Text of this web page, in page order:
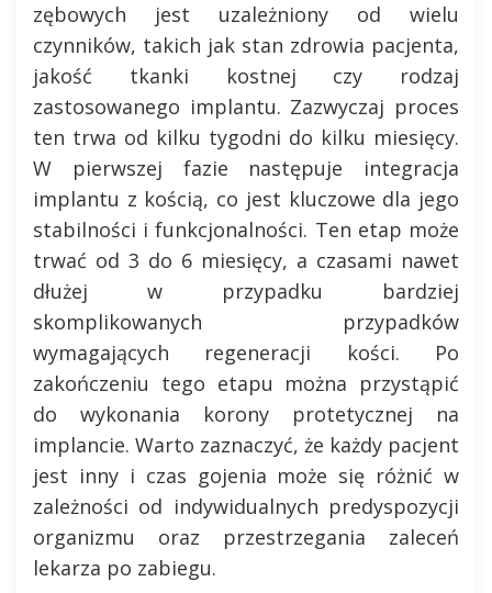
zębowych jest uzależniony od wielu
czynników, takich jak stan zdrowia pacjenta,
jakość tkanki kostnej czy rodzaj
zastosowanego implantu. Zazwyczaj proces
ten trwa od kilku tygodni do kilku miesięcy.
W pierwszej fazie następuje integracja
implantu z kością, co jest kluczowe dla jego
stabilności i funkcjonalności. Ten etap może
trwać od 3 do 6 miesięcy, a czasami nawet
dłużej w przypadku bardziej
skomplikowanych przypadków
wymagających regeneracji kości. Po
zakończeniu tego etapu można przystąpić
do wykonania korony protetycznej na
implancie. Warto zaznaczyć, że każdy pacjent
jest inny i czas gojenia może się różnić w
zależności od indywidualnych predyspozycji
organizmu oraz przestrzegania zaleceń
lekarza po zabiegu.